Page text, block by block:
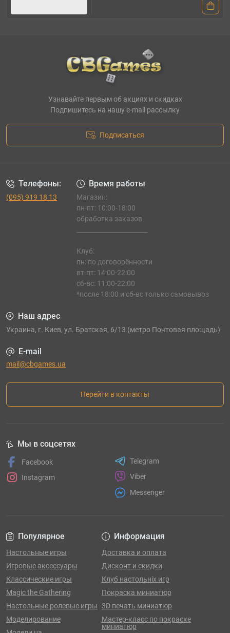
Узнавайте первым об акциях и скидках
Подпишитесь на нашу e-mail рассылку
Подписаться
Телефоны:
(095) 919 18 13
Время работы
Магазин:
пн-пт: 10:00-18:00
обработка заказов
Клуб:
пн: по договорённости
вт-пт: 14:00-22:00
сб-вс: 11:00-22:00
*после 18:00 и сб-вс только самовывоз
Наш адрес
Украина, г. Киев, ул. Братская, 6/13 (метро Почтовая площадь)
E-mail
mail@cbgames.ua
Перейти в контакты
Популярное
Настольные игры
Игровые аксессуары
Классические игры
Magic the Gathering
Настольные ролевые игры
Моделирование
Информация
Доставка и оплата
Дисконт и скидки
Клуб настольніх игр
Покраска миниатюр
3D печать миниатюр
Мастер-класс по покраске
миниатюр
Мы в соцсетях
Facebook
Instagram
Telegram
Viber
Messenger